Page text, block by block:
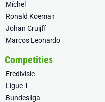
Míchel
Ronald Koeman
Johan Cruijff
Marcos Leonardo
Competities
Eredivisie
Ligue 1
Bundesliga